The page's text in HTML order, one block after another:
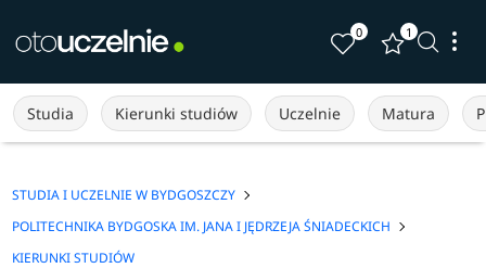
0 1
Studia Kierunki studiów Uczelnie Matura
STUDIA I UCZELNIE W BYDGOSZCZY
POLITECHNIKA BYDGOSKA IM. JANA I JĘDRZEJA ŚNIADECKICH
KIERUNKI STUDIÓW